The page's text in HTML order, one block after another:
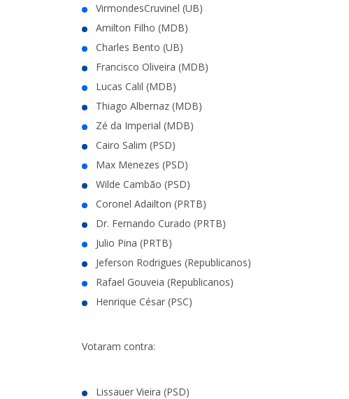
VirmondesCruvinel (UB)
Amilton Filho (MDB)
Charles Bento (UB)
Francisco Oliveira (MDB)
Lucas Calil (MDB)
Thiago Albernaz (MDB)
Zé da Imperial (MDB)
Cairo Salim (PSD)
Max Menezes (PSD)
Wilde Cambão (PSD)
Coronel Adailton (PRTB)
Dr. Fernando Curado (PRTB)
Julio Pina (PRTB)
Jeferson Rodrigues (Republicanos)
Rafael Gouveia (Republicanos)
Henrique César (PSC)
Votaram contra:
Lissauer Vieira (PSD)